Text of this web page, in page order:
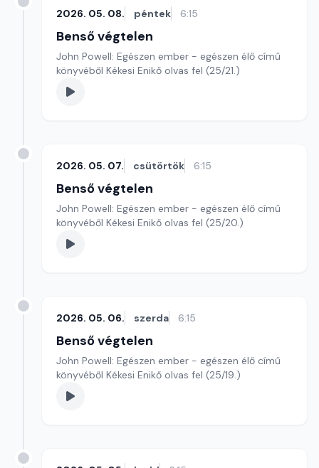
2026. 05. 08. péntek 6:15
Benső végtelen
John Powell: Egészen ember - egészen élő című
könyvéből Kékesi Enikő olvas fel (25/21.)
2026. 05. 07. csütörtök 6:15
Benső végtelen
John Powell: Egészen ember - egészen élő című
könyvéből Kékesi Enikő olvas fel (25/20.)
2026. 05. 06. szerda 6:15
Benső végtelen
John Powell: Egészen ember - egészen élő című
könyvéből Kékesi Enikő olvas fel (25/19.)